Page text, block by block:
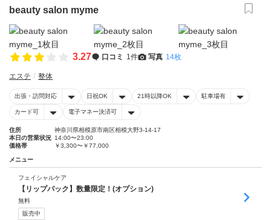
beauty salon myme
3.27 口コミ 1件 写真 14枚
エステ 整体
出張・訪問対応 日祝OK 21時以降OK 駐車場有
カード可 電子マネー決済可
住所
神奈川県相模原市南区相模大野3-14-17
本日の営業状況 14:00〜23:00
価格帯
￥3,300〜￥77,000
メニュー
フェイシャルケア
【リップパック】数量限定！(オプション)
無料
販売中